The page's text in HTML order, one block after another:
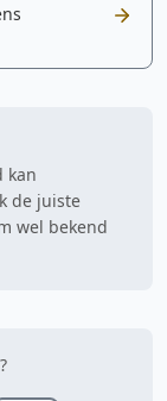
kan
de juiste
wel bekend